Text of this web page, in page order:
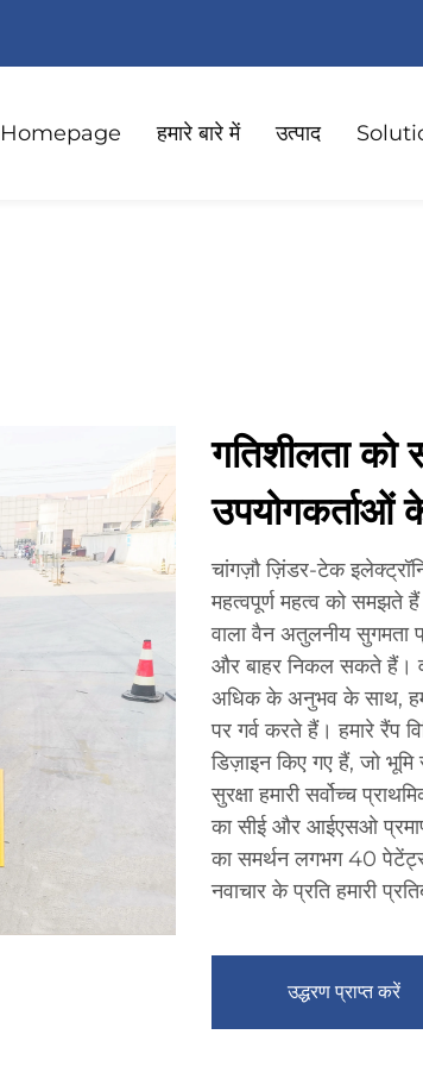
Homepage हमारे बारे में उत्पाद
गतिशीलता को
उपयोगकर्ताओं
चांगज़ौ ज़िंडर-टेक
महत्वपूर्ण महत्व को समझते
वाला वैन अतुलनीय सुगमता
और बाहर निकल सकते हैं।
अधिक के अनुभव के साथ, हम
पर गर्व करते हैं। हमारे रैंप
डिज़ाइन किए गए हैं, जो
सुरक्षा हमारी सर्वोच्च
का सीई और आईएसओ
का समर्थन लगभग 40 पेटेंट्स
नवाचार के प्रति हमारी
उद्धरण प्राप्त करें